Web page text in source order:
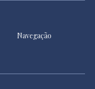
Navegação